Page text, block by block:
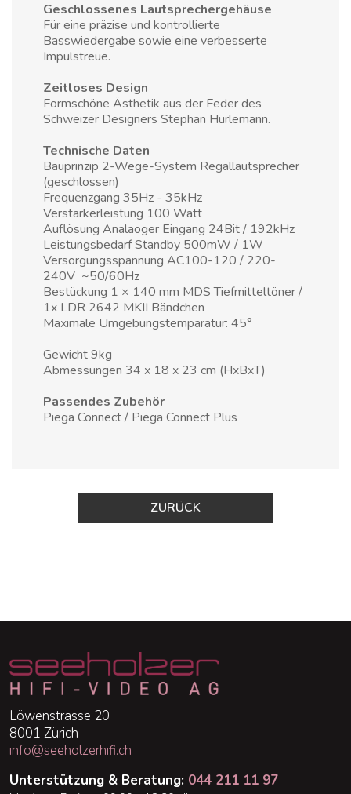
Geschlossenes Lautsprechergehäuse
Für eine präzise und kontrollierte
Basswiedergabe sowie eine verbesserte
Impulstreue.
Zeitloses Design
Formschöne Ästhetik aus der Feder des
Schweizer Designers Stephan Hürlemann.
Technische Daten
Bauprinzip 2-Wege-System Regallautsprecher
(geschlossen)
Frequenzgang 35Hz - 35kHz
Verstärkerleistung 100 Watt
Auflösung Analaoger Eingang 24Bit / 192kHz
Leistungsbedarf Standby 500mW / 1W
Versorgungsspannung AC100-120 / 220-
240V ~50/60Hz
Bestückung 1 × 140 mm MDS Tiefmitteltöner /
1x LDR 2642 MKII Bändchen
Maximale Umgebungstemparatur: 45°
Gewicht 9kg
Abmessungen 34 x 18 x 23 cm (HxBxT)
Passendes Zubehör
Piega Connect/ Piega Connect Plus
ZURÜCK
Löwenstrasse 20
8001 Zürich
info@seeholzerhifi.ch
Unterstützung & Beratung: 044 211 11 97